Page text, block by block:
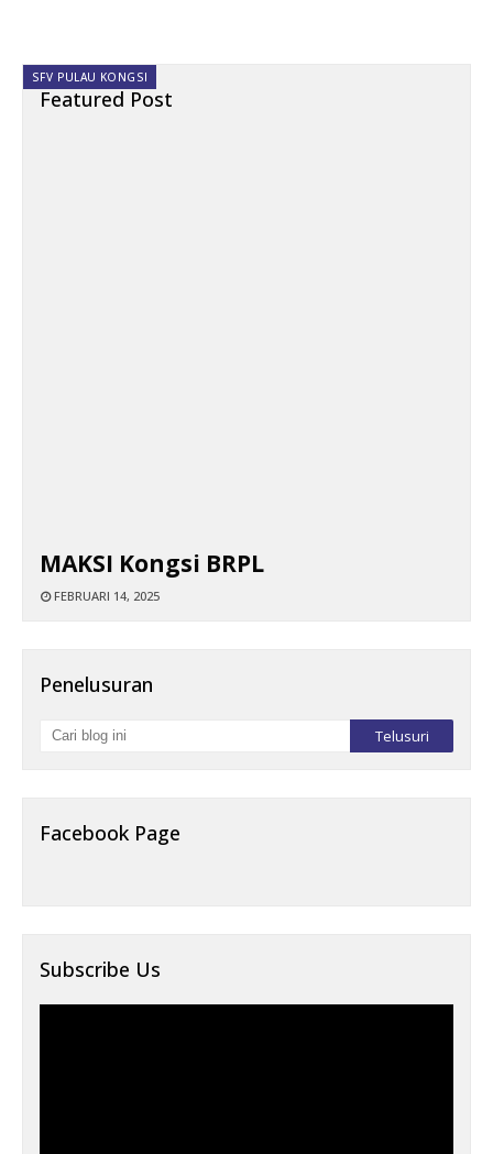
Featured Post
SFV PULAU KONGSI
MAKSI Kongsi BRPL
FEBRUARI 14, 2025
Penelusuran
Facebook Page
Subscribe Us